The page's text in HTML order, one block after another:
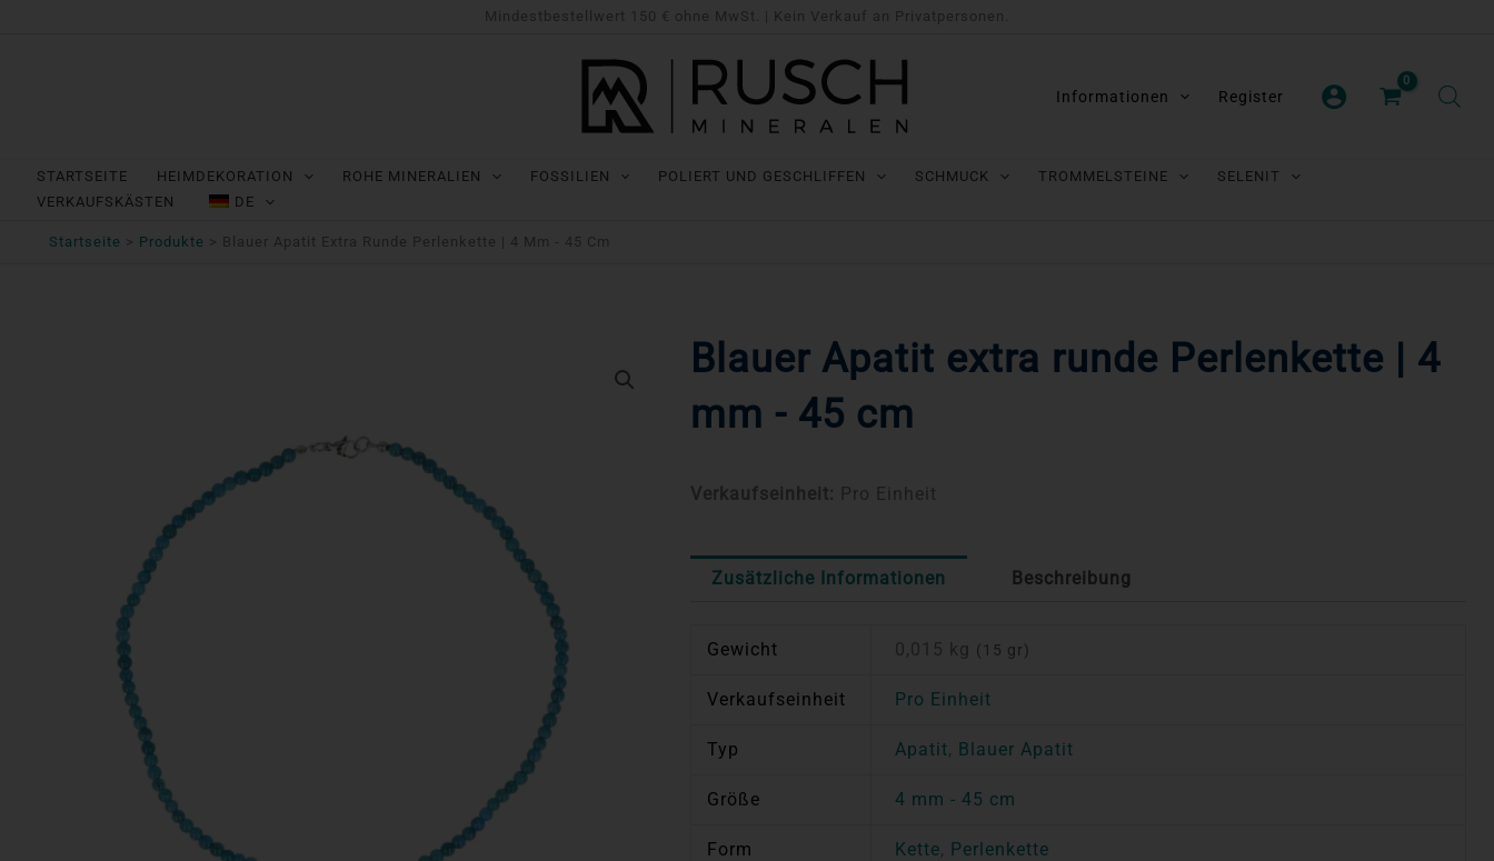
Mindestbestellwert 150 € ohne MwSt. | Kein Verkauf an Privatpersonen.
Informationen Register
STARTSEITE HEIMDEKORATION ROHE MINERALIEN FOSSILIEN POLIERT UND GESCHLIFFEN SCHMUCK TROMMELSTEINE
SELENIT
VERKAUFSKÄSTEN
DE
Startseite Produkte Blauer Apatit Extra Runde Perlenkette | 4 Mm - 45 Cm
Blauer Apatit extra runde Perlenkette | 4
mm - 45 cm
Verkaufseinheit: Pro Einheit
Zusätzliche Informationen Beschreibung
Gewicht 0,015 kg (15 gr)
Verkaufseinheit Pro Einheit
Typ Apatit, Blauer Apatit
Größe 4 mm - 45 cm
Form Kette, Perlenkette